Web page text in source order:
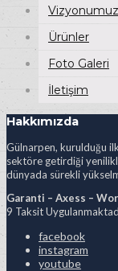
Vizyonumuz
Ürünler
Foto Galeri
İletişim
Hakkımızda
Gülnarpen, kurulduğu
sektöre getirdiği
dünyada sürekli
Garanti – Axess –
9 Taksit
facebook
instagram
youtube